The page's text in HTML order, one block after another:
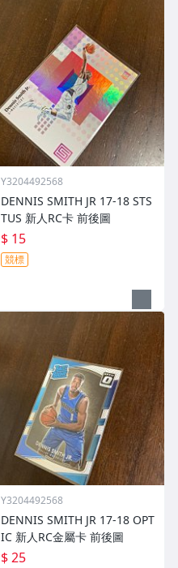
Y3204492568
DENNIS SMITH JR 17-18 STS
TUS 新人RC卡 前後圖
$ 15
競標
Y3204492568
DENNIS SMITH JR 17-18 OPT
IC 新人RC金屬卡 前後圖
$ 25